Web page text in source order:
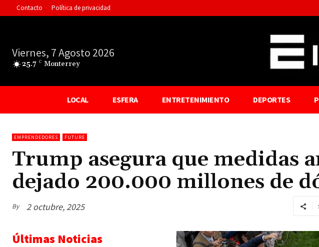
Contacto Política de privacidad
Viernes, 7 Agosto 2026
25.7 C Monterrey
LOCAL ESFERA ENTRETENIMIENTO DEPORTES
EMPRENDEDORES FUTURE
Trump asegura que medidas
dejado 200.000 millones de
By 2 octubre, 2025
Últimas Noticias